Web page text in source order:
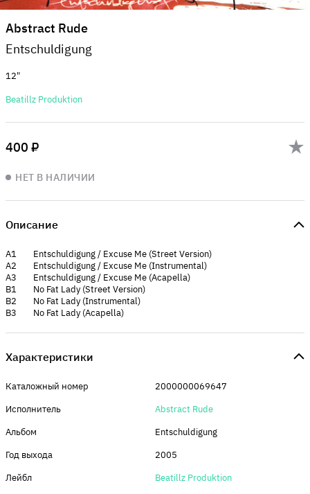
Abstract Rude
Entschuldigung
12"
Beatillz Produktion
400 ₽
НЕТ В НАЛИЧИИ
Описание
A1 Entschuldigung / Excuse Me (Street Version)
A2 Entschuldigung / Excuse Me (Instrumental)
A3 Entschuldigung / Excuse Me (Acapella)
B1 No Fat Lady (Street Version)
B2 No Fat Lady (Instrumental)
B3 No Fat Lady (Acapella)
Характеристики
Каталожный номер
2000000069647
Исполнитель
Abstract Rude
Альбом
Entschuldigung
Год выхода
2005
Лейбл
Beatillz Produktion